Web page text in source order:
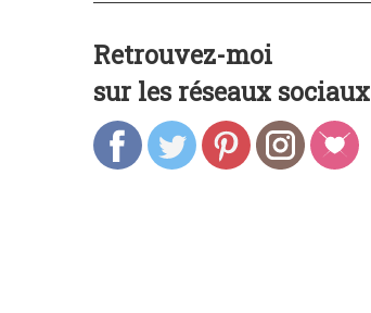
Retrouvez-moi
sur les réseaux sociaux